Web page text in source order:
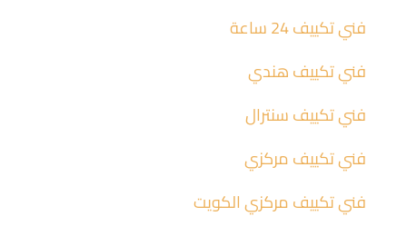
فني تكييف 24 ساعة
فني تكييف هندي
فني تكييف سنترال
فني تكييف مركزي
فني تكييف مركزي الكويت